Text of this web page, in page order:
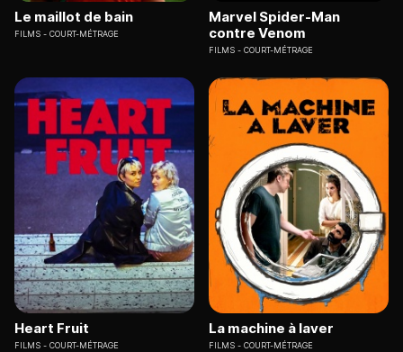
Le maillot de bain
FILMS COURT-MÉTRAGE
Marvel Spider-Man
contre Venom
FILMS COURT-MÉTRAGE
Heart Fruit
FILMS COURT-MÉTRAGE
La machine à laver
FILMS COURT-MÉTRAGE